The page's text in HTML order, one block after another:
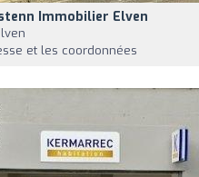
Immobilier Elven
et les coordonnées